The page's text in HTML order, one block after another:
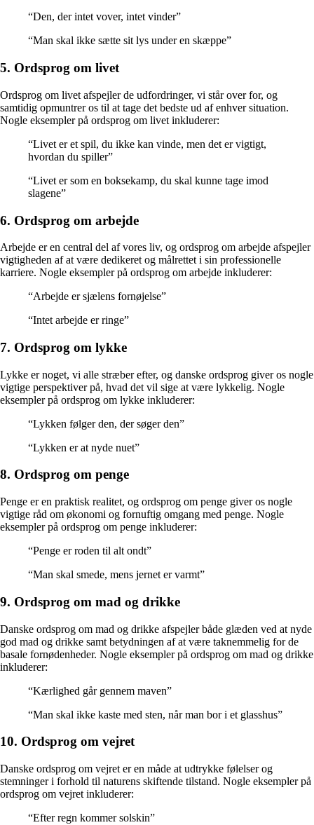
“Den, der intet vover, intet vinder”
“Man skal ikke sætte sit lys under en skæppe”
5. Ordsprog om livet
Ordsprog om livet afspejler de udfordringer, vi står over for, og
samtidig opmuntrer os til at tage det bedste ud af enhver situation.
Nogle eksempler på ordsprog om livet inkluderer:
“Livet er et spil, du ikke kan vinde, men det er vigtigt,
hvordan du spiller”
“Livet er som en boksekamp, du skal kunne tage imod
slagene”
6. Ordsprog om arbejde
Arbejde er en central del af vores liv, og ordsprog om arbejde afspejler
vigtigheden af at være dedikeret og målrettet i sin professionelle
karriere. Nogle eksempler på ordsprog om arbejde inkluderer:
“Arbejde er sjælens fornøjelse”
“Intet arbejde er ringe”
7. Ordsprog om lykke
Lykke er noget, vi alle stræber efter, og danske ordsprog giver os nogle
vigtige perspektiver på, hvad det vil sige at være lykkelig. Nogle
eksempler på ordsprog om lykke inkluderer:
“Lykken følger den, der søger den”
“Lykken er at nyde nuet”
8. Ordsprog om penge
Penge er en praktisk realitet, og ordsprog om penge giver os nogle
vigtige råd om økonomi og fornuftig omgang med penge. Nogle
eksempler på ordsprog om penge inkluderer:
“Penge er roden til alt ondt”
“Man skal smede, mens jernet er varmt”
9. Ordsprog om mad og drikke
Danske ordsprog om mad og drikke afspejler både glæden ved at nyde
god mad og drikke samt betydningen af at være taknemmelig for de
basale fornødenheder. Nogle eksempler på ordsprog om mad og drikke
inkluderer:
“Kærlighed går gennem maven”
“Man skal ikke kaste med sten, når man bor i et glasshus”
10. Ordsprog om vejret
Danske ordsprog om vejret er en måde at udtrykke følelser og
stemninger i forhold til naturens skiftende tilstand. Nogle eksempler på
ordsprog om vejret inkluderer:
“Efter regn kommer solskin”